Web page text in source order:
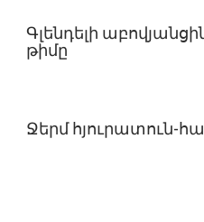
Գլենդելի
թիմը
Ջերմ հյուրատուն-